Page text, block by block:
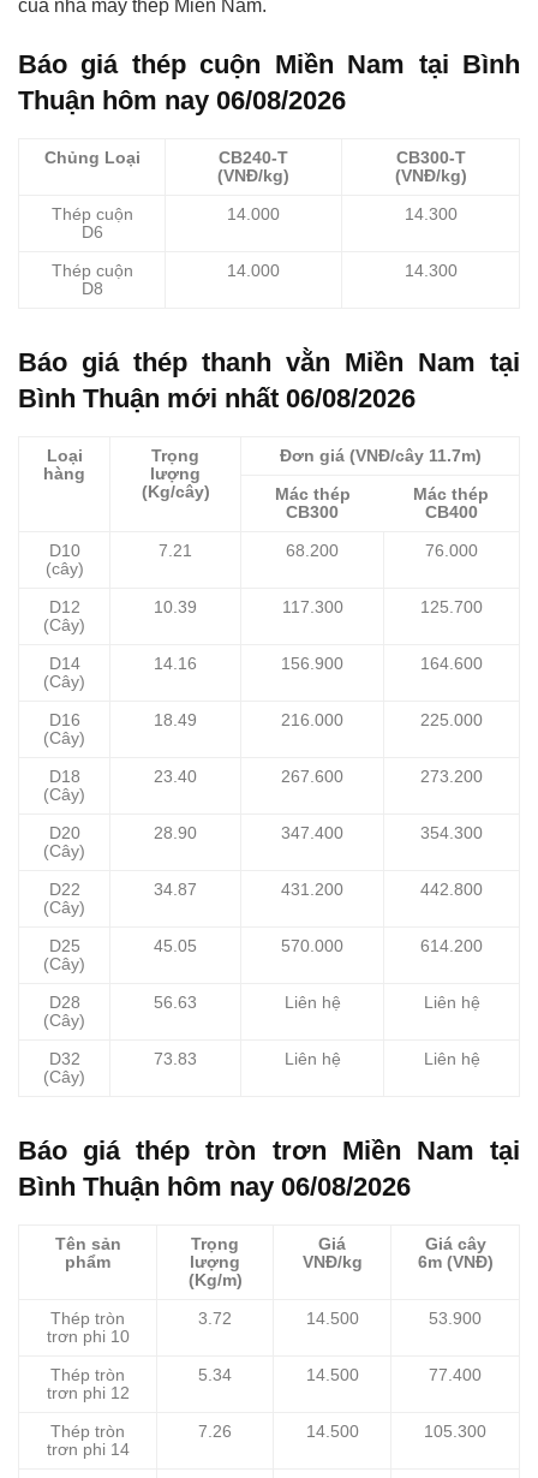
của nhà máy thép Miền Nam.
Báo giá thép cuộn Miền Nam tại Bình
Thuận hôm nay 06/08/2026
Chủng Loại
CB240-T
(VNĐ/kg)
CB300-T
(VNĐ/kg)
Thép cuộn
D6
14.000 14.300
Thép cuộn
D8
14.000 14.300
Báo giá thép thanh vằn Miền Nam tại
Bình Thuận mới nhất 06/08/2026
Loại
hàng
Trọng
lượng
(Kg/cây)
Đơn giá (VNĐ/cây 11.7m)
Mác thép
CB300
Mác thép
CB400
D10
(cây)
7.21 68.200 76.000
D12
(Cây)
10.39 117.300 125.700
D14
(Cây)
14.16 156.900 164.600
D16
(Cây)
18.49 216.000 225.000
D18
(Cây)
23.40 267.600 273.200
D20
(Cây)
28.90 347.400 354.300
D22
(Cây)
34.87 431.200 442.800
D25
(Cây)
45.05 570.000 614.200
D28
(Cây)
56.63 Liên hệ Liên hệ
D32
(Cây)
73.83 Liên hệ Liên hệ
Báo giá thép tròn trơn Miền Nam tại
Bình Thuận hôm nay 06/08/2026
Tên sản
phẩm
Trọng
lượng
(Kg/m)
Giá
VNĐ/kg
Giá cây
6m (VNĐ)
Thép tròn
trơn phi 10
3.72 14.500 53.900
Thép tròn
trơn phi 12
5.34 14.500 77.400
Thép tròn
trơn phi 14
7.26 14.500 105.300